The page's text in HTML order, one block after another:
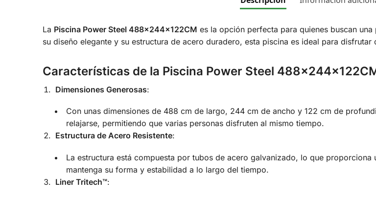
La Piscina Power Steel 488x244x122CM es la opción perfecta para quienes buscan
su diseño elegante y su estructura de acero duradero, esta piscina es ideal para
Características de la Piscina Power Steel
Dimensiones Generosas:
Con unas dimensiones de 488 cm de largo, 244 cm de ancho y 122 cm de
relajarse, permitiendo que varias personas disfruten al mismo tiempo.
Estructura de Acero Resistente:
La estructura está compuesta por tubos de acero galvanizado, lo que
mantenga su forma y estabilidad a lo largo del tiempo.
Liner Tritech™: